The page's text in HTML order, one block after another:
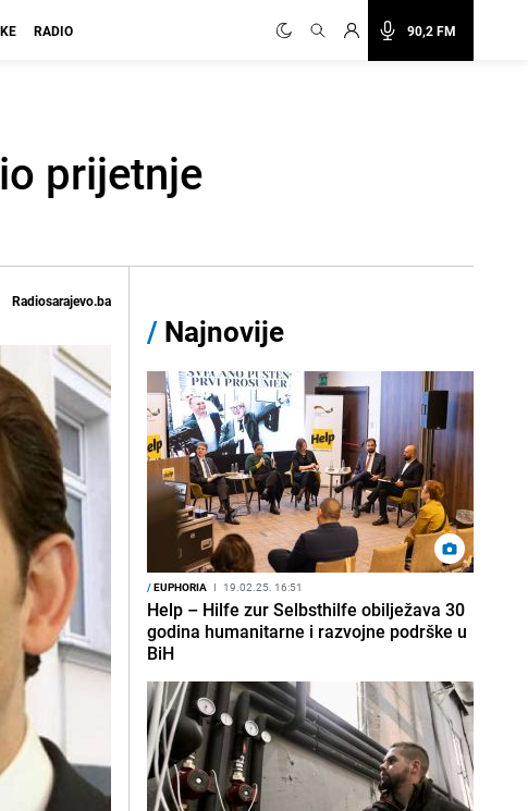
90,2 FM
RADIO
prijetnje
Radiosarajevo.ba
/ Najnovije
/EUPHORIA I 19.02.25. 16:51
Help – Hilfe zur Selbsthilfe obilježava 30
godina humanitarne i razvojne podrške u
BiH